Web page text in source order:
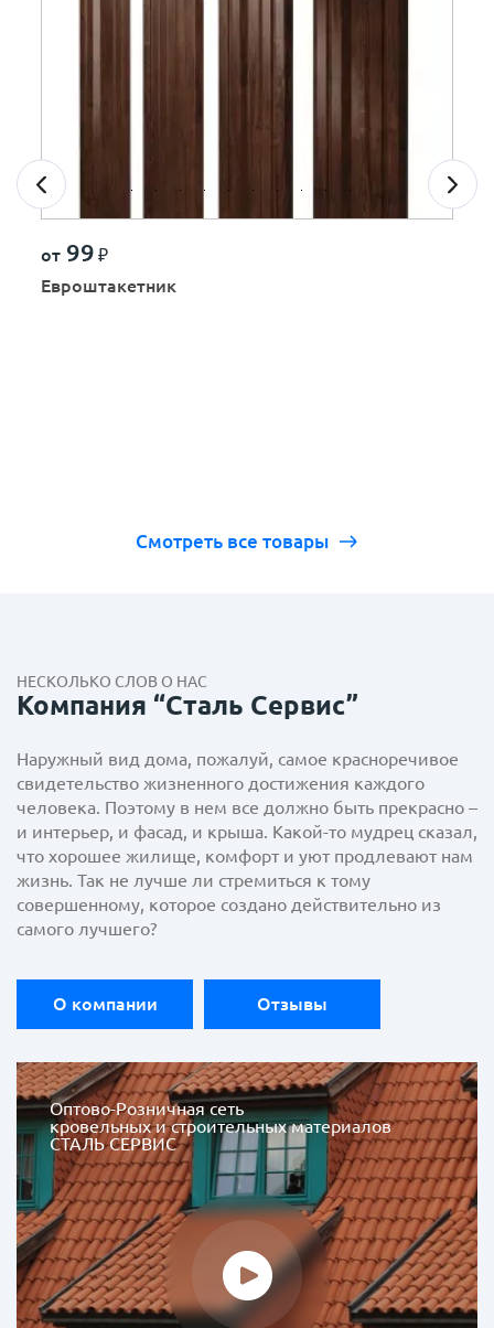
от 99 ₽
Евроштакетник
Смотреть все товары
НЕСКОЛЬКО СЛОВ О НАС
Компания “Сталь Сервис”
Наружный вид дома, пожалуй, самое красноречивое
свидетельство жизненного достижения каждого
человека. Поэтому в нем все должно быть прекрасно –
и интерьер, и фасад, и крыша. Какой-то мудрец сказал,
что хорошее жилище, комфорт и уют продлевают нам
жизнь. Так не лучше ли стремиться к тому
совершенному, которое создано действительно из
самого лучшего?
О компании Отзывы
Оптово-Розничная сеть
кровельных и строительных материалов
СТАЛЬ СЕРВИС